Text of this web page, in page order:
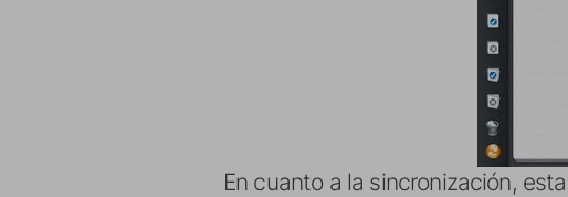
En cuanto a la sincronización,